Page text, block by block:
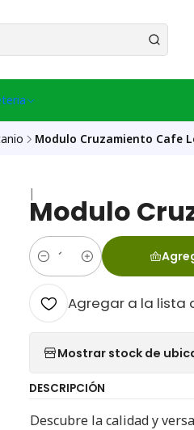
Modulo Cruzamiento Cafe
|
Modulo
Cantidad
Agregar a la lista
Mostrar stock de
DESCRIPCIÓN
Descubre la calidad y